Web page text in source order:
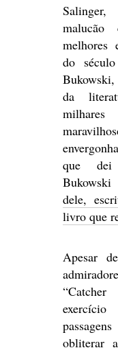
melhores
do
Bukowski,
da
que dei
dele,
livro que
Apesar
obliterar